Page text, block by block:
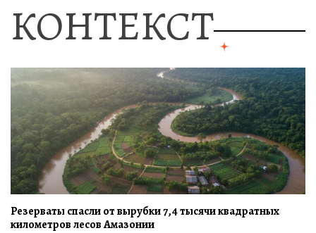
КОНТЕКСТ
Резерваты спасли от вырубки 7,4 тысячи квадратных
километров лесов Амазонии